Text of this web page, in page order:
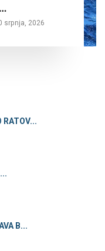
srpnja, 2026
B...